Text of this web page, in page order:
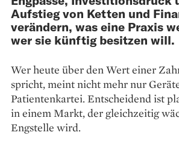
Aufstieg von Ketten und
verändern, was eine Praxis
wer sie künftig besitzen will.
Wer heute über den Wert einer
spricht, meint nicht mehr nur
Patientenkartei. Entscheidend ist
in einem Markt, der gleichzeitig
Engstelle wird.